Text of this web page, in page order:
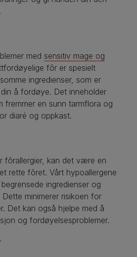
med sensitiv mage og
fôr er spesielt
ingredienser, som er
å fordøye. Det inneholder
fremmer en sunn tarmflora og
diaré og oppkast.
fôrallergier, kan det være en
rette fôret. Vårt hypoallergene
ingredienser og
minimerer risikoen for
Det kan også hjelpe med å
og fordøyelsesproblemer.